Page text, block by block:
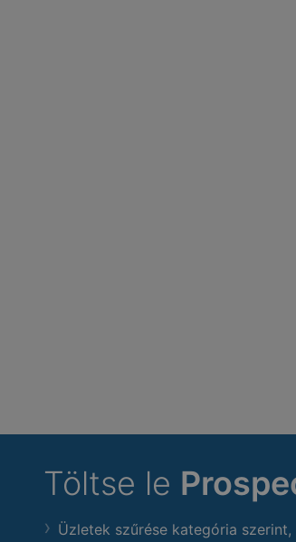
Töltse le
Üzletek szűrése kategória